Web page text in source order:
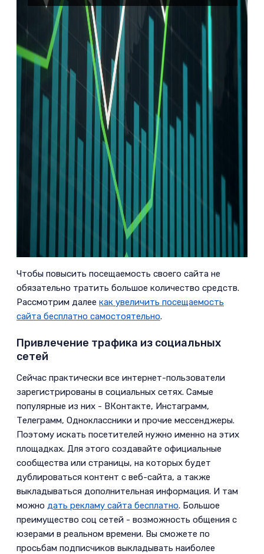
Чтобы повысить посещаемость своего сайта не
обязательно тратить большое количество средств.
Рассмотрим далее как увеличить посещаемость
сайта бесплатно самостоятельно.
Привлечение трафика из социальных
сетей
­Сейчас практически все интернет-пользователи
зарегистрированы в социальных сетях. Самые
популярные из них - ВКонтакте, Инстаграмм,
Телеграмм, Одноклассники и прочие мессенджеры.
Поэтому искать посетителей нужно именно на этих
площадках. Для этого создавайте официальные
сообщества или страницы, на которых будет
дублироваться контент с веб-сайта, а также
выкладываться дополнительная информация. И там
можно дать рекламу сайта бесплатно. Большое
преимущество соц сетей - возможность общения с
юзерами в реальном времени. Вы сможете по
просьбам подписчиков выкладывать наиболее